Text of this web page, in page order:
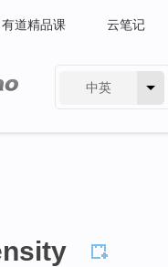
有道精品课 云笔记
中英